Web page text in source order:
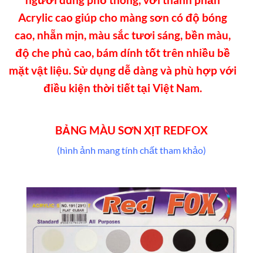
Acrylic cao giúp cho màng sơn có độ bóng
cao, nhẵn mịn, màu sắc tươi sáng, bền màu,
độ che phủ cao, bám dính tốt trên nhiều bề
mặt vật liệu. Sử dụng dễ dàng và phù hợp với
điều kiện thời tiết tại Việt Nam.
BẢNG MÀU SƠN XỊT REDFOX
(hình ảnh mang tính chất tham khảo)